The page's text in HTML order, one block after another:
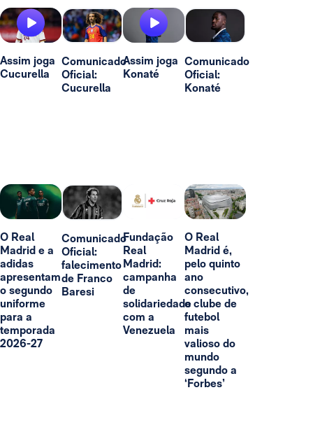
Assim joga
Cucurella
Comunicado
Oficial:
Cucurella
Assim joga
Konaté
Comunicado
Oficial:
Konaté
O Real
Madrid e a
adidas
apresentam
o segundo
uniforme
para a
temporada
2026-27
Comunicado
Oficial:
falecimento
de Franco
Baresi
Fundação
Real
Madrid:
campanha
de
solidariedade
com a
Venezuela
O Real
Madrid é,
pelo quinto
ano
consecutivo,
o clube de
futebol
mais
valioso do
mundo
segundo a
‘Forbes’